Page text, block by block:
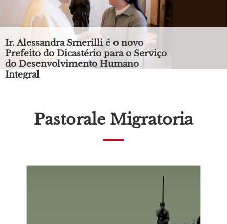
Ir. Alessandra Smerilli é o novo
Prefeito do Dicastério para o Serviço
do Desenvolvimento Humano
Integral
Pastorale Migratoria